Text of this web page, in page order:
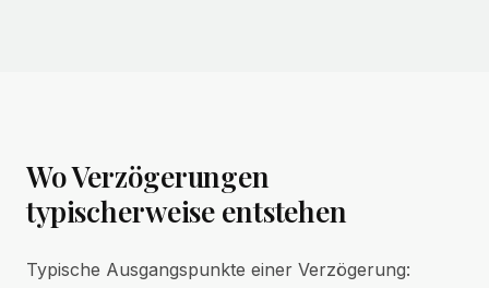
Wo Verzögerungen
typischerweise entstehen
Typische Ausgangspunkte einer Verzögerung: